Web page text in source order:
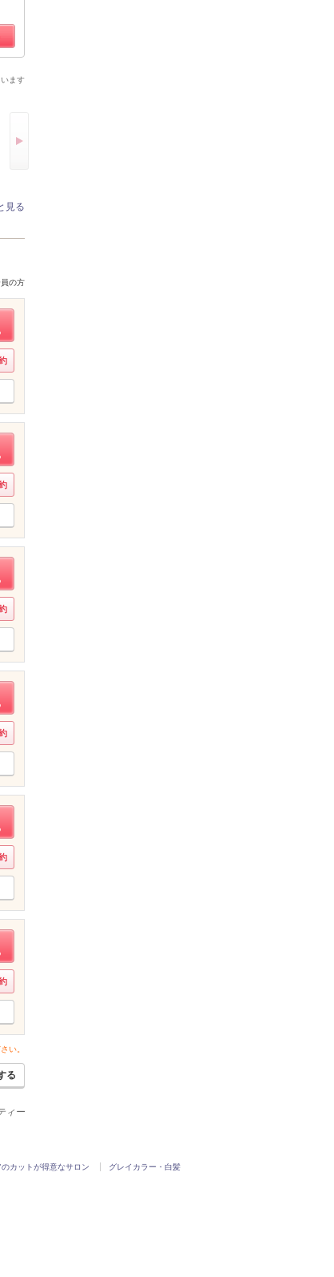
ます
見る
の方
い。
る
ィー
カットが得意なサロン
グレイカラー・白髪